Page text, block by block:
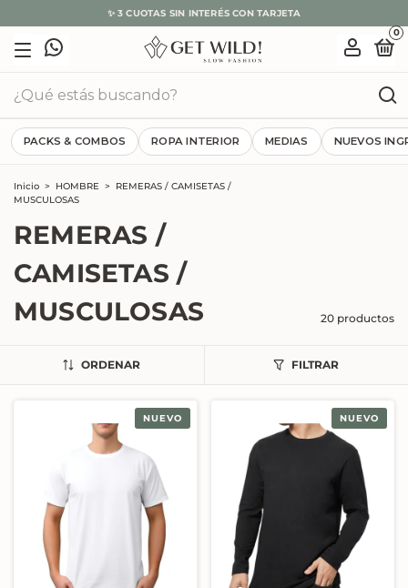
🌿 10% OFF CON EFECTIVO O TRANSFERENCIA
0
PACKS & COMBOS ROPA INTERIOR MEDIAS NUEVOS
Inicio > HOMBRE > REMERAS / CAMISETAS /
MUSCULOSAS
REMERAS /
CAMISETAS /
MUSCULOSAS
20 productos
ORDENAR FILTRAR
NUEVO NUEVO